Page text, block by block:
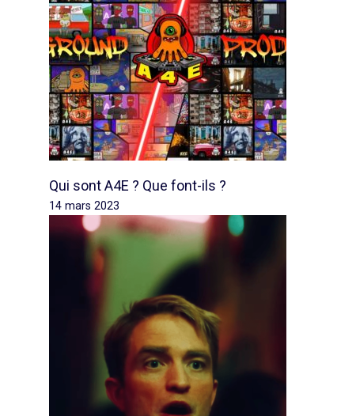
Qui sont A4E ? Que font-ils ?
14 mars 2023